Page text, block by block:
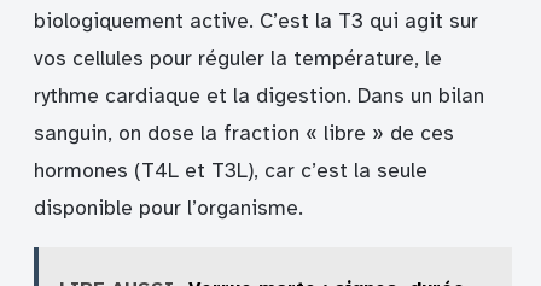
biologiquement active. C’est la T3 qui agit sur
vos cellules pour réguler la température, le
rythme cardiaque et la digestion. Dans un bilan
sanguin, on dose la fraction « libre » de ces
hormones (T4L et T3L), car c’est la seule
disponible pour l’organisme.